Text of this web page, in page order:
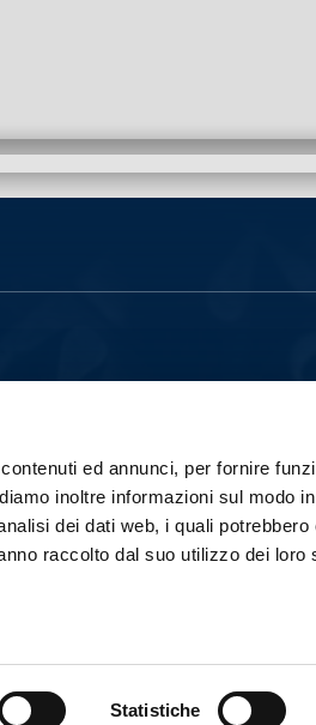
ed annunci, per fornire
inoltre informazioni sul modo
dei dati web, i quali
raccolto dal suo utilizzo dei loro
Statistiche
CHE OPERA
RIGUARDO
ATTUALMENTE IL SUO